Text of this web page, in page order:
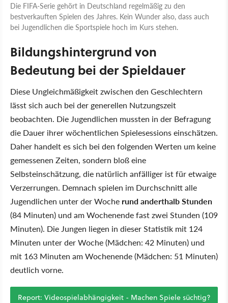
Die FIFA-Serie gehört in Deutschland regelmäßig zu den
bestverkauften Spielen des Jahres. Kein Wunder also, dass auch
bei Jugendlichen die Sportspiele hoch im Kurs stehen.
Bildungshintergrund von
Bedeutung bei der Spieldauer
Diese Ungleichmäßigkeit zwischen den Geschlechtern
lässt sich auch bei der generellen Nutzungszeit
beobachten. Die Jugendlichen mussten in der Befragung
die Dauer ihrer wöchentlichen Spielesessions einschätzen.
Daher handelt es sich bei den folgenden Werten um keine
gemessenen Zeiten, sondern bloß eine
Selbsteinschätzung, die natürlich anfälliger ist für etwaige
Verzerrungen. Demnach spielen im Durchschnitt alle
Jugendlichen unter der Woche rund anderthalb Stunden
(84 Minuten) und am Wochenende fast zwei Stunden (109
Minuten). Die Jungen liegen in dieser Statistik mit 124
Minuten unter der Woche (Mädchen: 42 Minuten) und
mit 163 Minuten am Wochenende (Mädchen: 51 Minuten)
deutlich vorne.
Report: Videospielabhängigkeit - Machen Spiele süchtig?